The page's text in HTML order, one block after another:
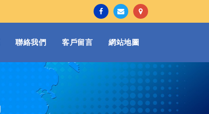
聯絡我們 客戶留言 網站地圖